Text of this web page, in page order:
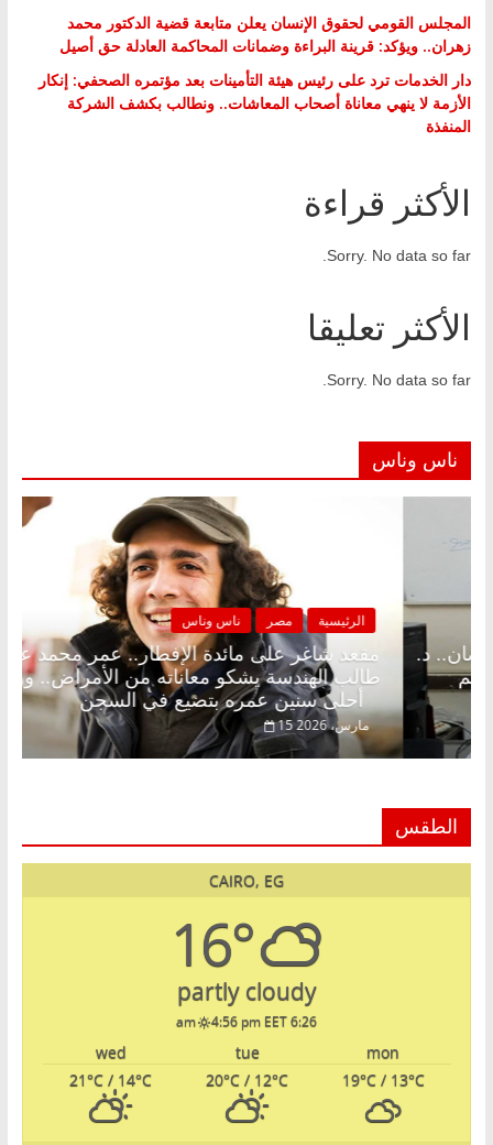
المجلس القومي لحقوق الإنسان يعلن متابعة قضية الدكتور محمد
زهران.. ويؤكد: قرينة البراءة وضمانات المحاكمة العادلة حق أصيل
دار الخدمات ترد على رئيس هيئة التأمينات بعد مؤتمره الصحفي: إنكار
الأزمة لا ينهي معاناة أصحاب المعاشات.. ونطالب بكشف الشركة
المنفذة
الأكثر قراءة
Sorry. No data so far.
الأكثر تعليقا
Sorry. No data so far.
ناس وناس
الرئيسية
مقعد شاغر
طالب الهندسة
أحلى سنين عمره بتضيع في السجن
15 مارس، 2026
ناس وناس
الإفطار وبلكونة بلا زينة رمضان.. د.
فاروق خبير اقتصادي في انتظار حلم
الطقس
CAIRO, EG
16°
partly cloudy
6:26 am
4:56 pm EET
mon
tue
wed
19°C/ 13°C
20°C / 12°C
21°C / 14°C